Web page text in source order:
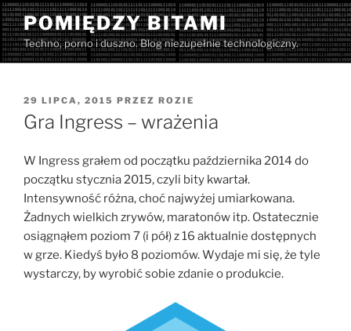
Przejdź
do
treści
POMIĘDZY BITAMI
Techno, porno i duszno. Blog niezupełnie technologiczny.
OPUBLIKOWANE
W
29 LIPCA, 2015 PRZEZ ROZIE
Gra Ingress – wrażenia
W Ingress grałem od początku października 2014 do
początku stycznia 2015, czyli bity kwartał.
Intensywność różna, choć najwyżej umiarkowana.
Żadnych wielkich zrywów, maratonów itp. Ostatecznie
osiągnąłem poziom 7 (i pół) z 16 aktualnie dostępnych
w grze. Kiedyś było 8 poziomów. Wydaje mi się, że tyle
wystarczy, by wyrobić sobie zdanie o produkcie.